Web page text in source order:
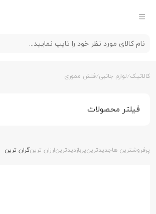
کالاتیک لوازم جانبی فلش مموری
فیلتر محصولات
پرفروشترین هاجدیدترینپربازدیدترینارزان ترینگران ترین